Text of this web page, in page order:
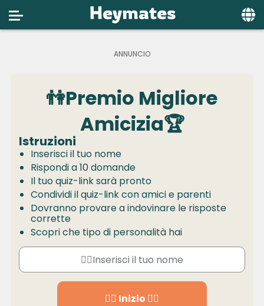
Privacy
FAQ's
About us
Contact us
👫Premio Migliore
Amicizia🏆
Istruzioni
Inserisci il tuo nome
Rispondi a 10 domande
Il tuo quiz-link sarà pronto
Condividi il quiz-link con amici e parenti
Dovranno provare a indovinare le risposte
corrette
Scopri che tipo di personalità hai
👉🏻 Inizio 👈🏻